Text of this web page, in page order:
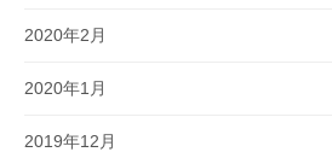
2020年2月
2020年1月
2019年12月